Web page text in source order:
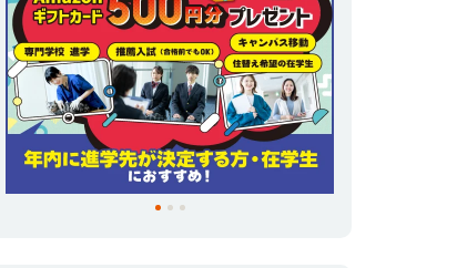
人気のお部屋は既に
満室になっていることも…
でも！
UniLife
では 進学先が未定でも
無料でお部屋探しができるんです！😲